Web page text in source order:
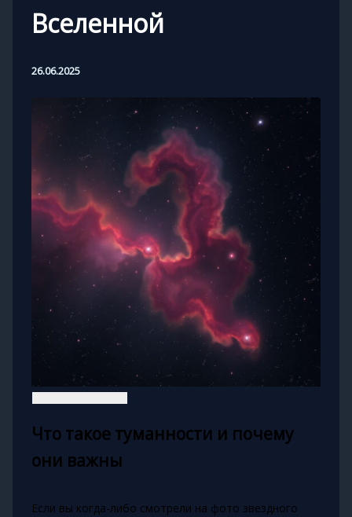
Вселенной
26.06.2025
Что такое туманности и почему
они важны
Если вы когда-либо смотрели на фото звездного